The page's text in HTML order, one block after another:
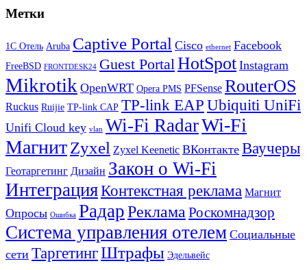
Метки
1С Отель Aruba Captive Portal Cisco ethernet Facebook
FreeBSD FRONTDESK24 Guest PortalHotSpot Instagram
Mikrotik OpenWRT Opera PMS PFSense RouterOS
Ruckus Ruijie TP-link CAP TP-link EAP Ubiquiti UniFi
Unifi Cloud key vlan Wi-Fi RadarWi-Fi
МагнитZyxel Zyxel Keenetic ВКонтакте Ваучеры
Геотаргетинг Дизайн Закон о Wi-Fi
ИнтеграцияКонтекстная реклама Магнит
Опросы Ошибка РадарРеклама Роскомнадзор
Система управления отелем Социальные
сети ТаргетингШтрафы Эдельвейс